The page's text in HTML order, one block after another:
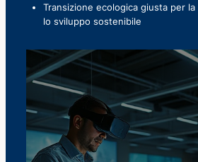
Transizione ecologica giusta per
lo sviluppo sostenibile